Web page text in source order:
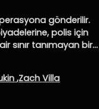
gönderilir.
polis için
sınır tanımayan bir
,Zach Villa